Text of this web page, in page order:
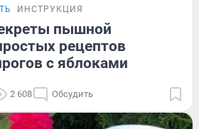
ИНСТРУКЦИЯ
пышной
рецептов
с яблоками
2 608 Обсудить